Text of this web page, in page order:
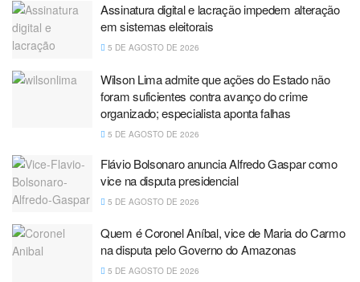
Assinatura digital e lacração impedem alteração
em sistemas eleitorais
5 DE AGOSTO DE 2026
Wilson Lima admite que ações do Estado não
foram suficientes contra avanço do crime
organizado; especialista aponta falhas
5 DE AGOSTO DE 2026
Flávio Bolsonaro anuncia Alfredo Gaspar como
vice na disputa presidencial
5 DE AGOSTO DE 2026
Quem é Coronel Aníbal, vice de Maria do Carmo
na disputa pelo Governo do Amazonas
5 DE AGOSTO DE 2026